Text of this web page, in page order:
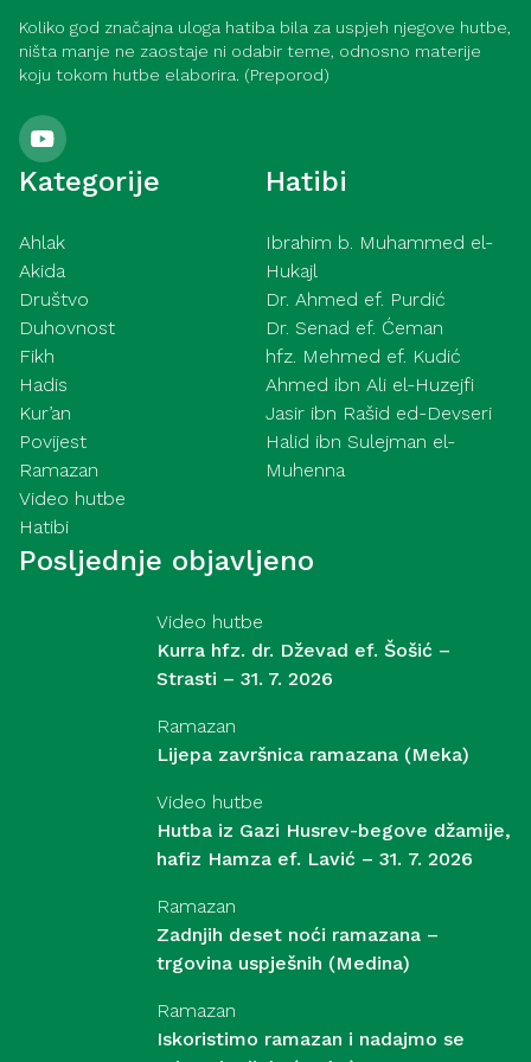
Koliko god značajna uloga hatiba bila za uspjeh njegove hutbe,
ništa manje ne zaostaje ni odabir teme, odnosno materije
koju tokom hutbe elaborira. (Preporod)
Kategorije
Ahlak
Akida
Društvo
Duhovnost
Fikh
Hadis
Kur’an
Povijest
Ramazan
Video hutbe
Hatibi
Hatibi
Ibrahim b. Muhammed el-
Hukajl
Dr. Ahmed ef. Purdić
Dr. Senad ef. Ćeman
hfz. Mehmed ef. Kudić
Ahmed ibn Ali el-Huzejfi
Jasir ibn Rašid ed-Devseri
Halid ibn Sulejman el-
Muhenna
Posljednje objavljeno
Video hutbe
Kurra hfz. dr. Dževad ef. Šošić –
Strasti – 31. 7. 2026
Ramazan
Lijepa završnica ramazana (Meka)
Video hutbe
Hutba iz Gazi Husrev-begove džamije,
hafiz Hamza ef. Lavić – 31. 7. 2026
Ramazan
Zadnjih deset noći ramazana –
trgovina uspješnih (Medina)
Ramazan
Iskoristimo ramazan i nadajmo se